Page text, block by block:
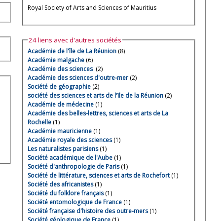
Royal Society of Arts and Sciences of Mauritius
24 liens avec d'autres sociétés
Académie de l'île de La Réunion(8)
Académie malgache(6)
Académie des sciences (2)
Académie des sciences d'outre-mer(2)
Société de géographie(2)
société des sciences et arts de l'ïle de la Réunion(2)
Académie de médecine(1)
Académie des belles-lettres, sciences et arts de La
Rochelle(1)
Académie mauricienne(1)
Académie royale des sciences(1)
Les naturalistes parisiens(1)
Société académique de l'Aube(1)
Société d'anthropologie de Paris(1)
Société de littérature, sciences et arts de Rochefort(1)
Société des africanistes(1)
Société du folklore français(1)
Société entomologique de France(1)
Société française d'histoire des outre-mers(1)